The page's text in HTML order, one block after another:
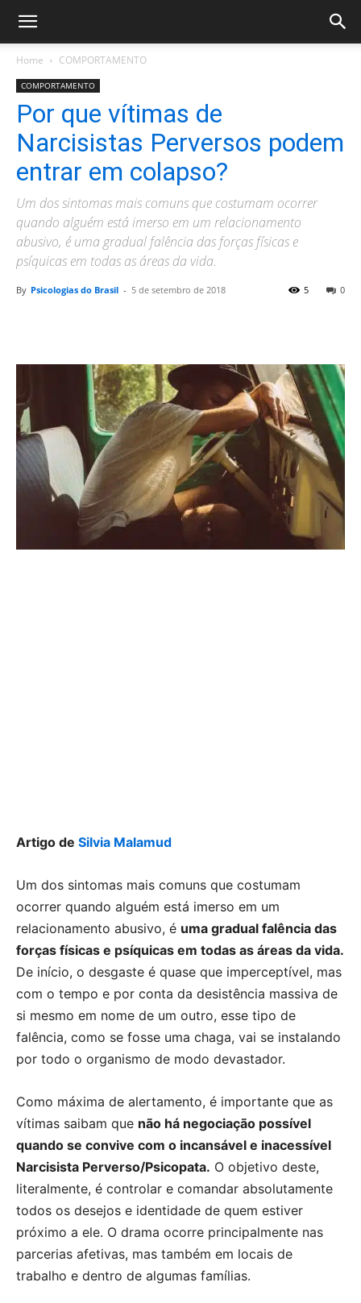
Home COMPORTAMENTO
COMPORTAMENTO
Por que vítimas de
Narcisistas Perversos podem
entrar em colapso?
Um dos sintomas mais comuns que costumam ocorrer
quando alguém está imerso em um relacionamento
abusivo, é uma gradual falência das forças físicas e
psíquicas em todas as áreas da vida.
By Psicologias do Brasil - 5 de setembro de 2018 0
5
Artigo de Silvia Malamud
Um dos sintomas mais comuns que costumam
ocorrer quando alguém está imerso em um
relacionamento abusivo, é uma gradual falência das
forças físicas e psíquicas em todas as áreas da vida.
De início, o desgaste é quase que imperceptível, mas
com o tempo e por conta da desistência massiva de
si mesmo em nome de um outro, esse tipo de
falência, como se fosse uma chaga, vai se instalando
por todo o organismo de modo devastador.
Como máxima de alertamento, é importante que as
vítimas saibam que não há negociação possível
quando se convive com o incansável e inacessível
Narcisista Perverso/Psicopata. O objetivo deste,
literalmente, é controlar e comandar absolutamente
todos os desejos e identidade de quem estiver
próximo a ele. O drama ocorre principalmente nas
parcerias afetivas, mas também em locais de
trabalho e dentro de algumas famílias.